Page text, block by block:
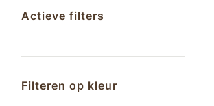
Actieve filters
Filteren op kleur